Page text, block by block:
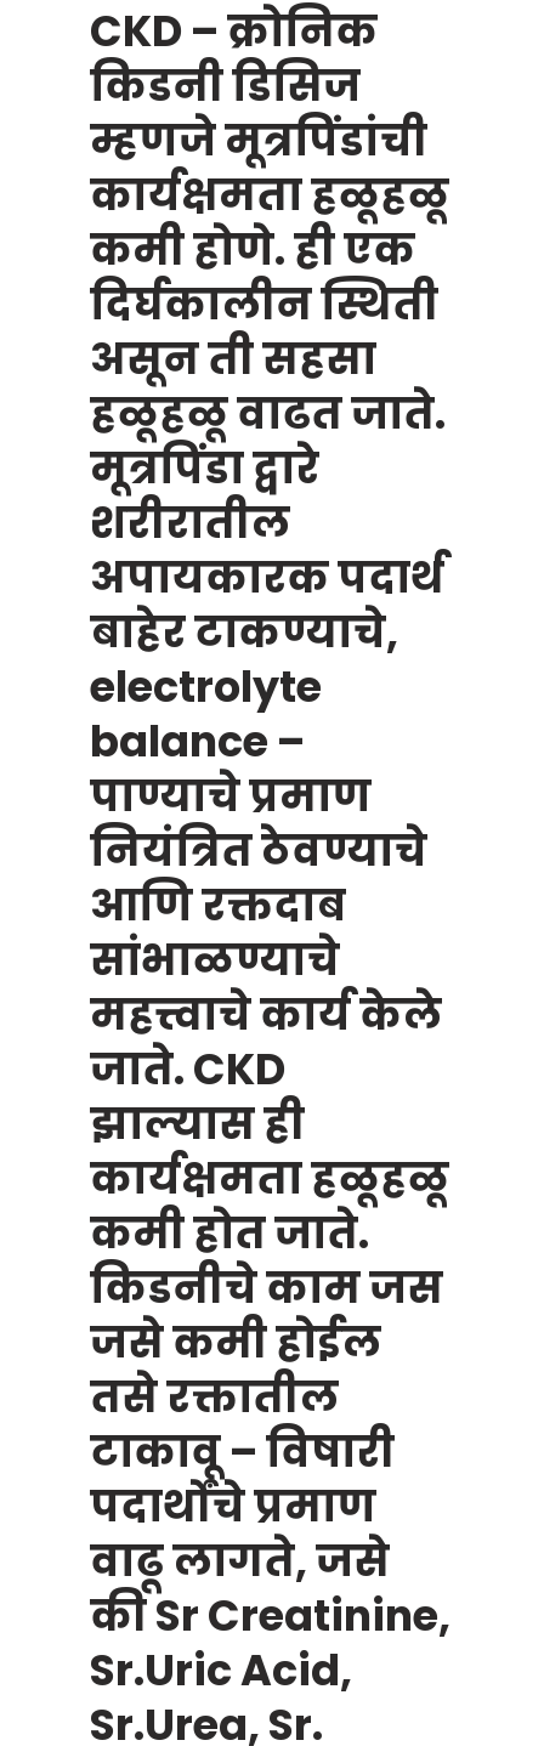
CKD – क्रोनिक
किडनी डिसिज
म्हणजे मूत्रपिंडांची
कार्यक्षमता हळूहळू
कमी होणे. ही एक
दिर्घकालीन स्थिती
असून ती सहसा
हळूहळू वाढत जाते.
मूत्रपिंडा द्वारे
शरीरातील
अपायकारक पदार्थ
बाहेर टाकण्याचे,
electrolyte
balance –
पाण्याचे प्रमाण
नियंत्रित ठेवण्याचे
आणि रक्तदाब
सांभाळण्याचे
महत्त्वाचे कार्य केले
जाते. CKD
झाल्यास ही
कार्यक्षमता हळूहळू
कमी होत जाते.
किडनीचे काम जस
जसे कमी होईल
तसे रक्तातील
टाकावू – विषारी
पदार्थोंचे प्रमाण
वाढू लागते, जसे
की Sr Creatinine,
Sr.Uric Acid,
Sr.Urea, Sr.